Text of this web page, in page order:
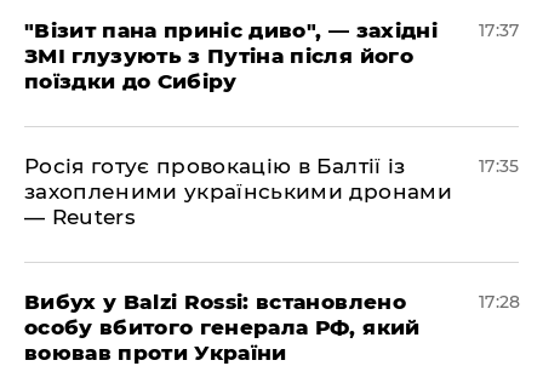
"Візит пана приніс диво", — західні
ЗМІ глузують з Путіна після його
поїздки до Сибіру
17:37
Росія готує провокацію в Балтії із
захопленими українськими дронами
— Reuters
17:35
​Вибух у Balzi Rossi: встановлено
особу вбитого генерала РФ, який
воював проти України
17:28